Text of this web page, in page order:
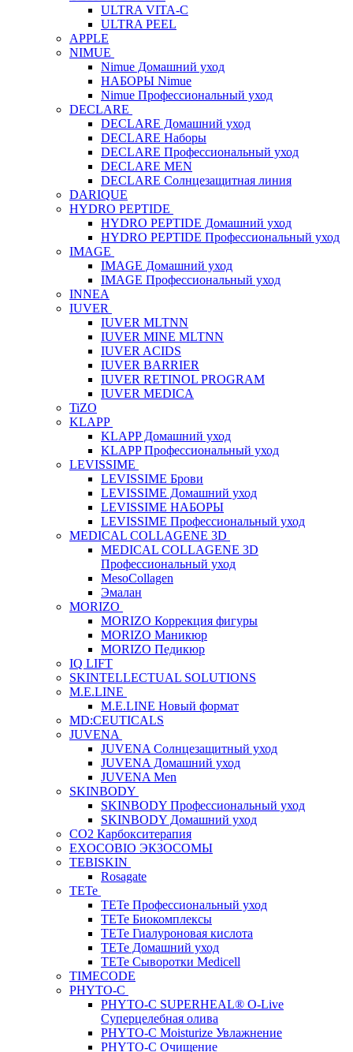
ULTRA VITA-C
ULTRA PEEL
APPLE
NIMUE
Nimue Домашний уход
НАБОРЫ Nimue
Nimue Профессиональный уход
DECLARE
DECLARE Домашний уход
DECLARE Наборы
DECLARE Профессиональный уход
DECLARE MEN
DECLARE Солнцезащитная линия
DARIQUE
HYDRO PEPTIDE
HYDRO PEPTIDE Домашний уход
HYDRO PEPTIDE Профессиональный уход
IMAGE
IMAGE Домашний уход
IMAGE Профессиональный уход
INNEA
IUVER
IUVER MLTNN
IUVER MINE MLTNN
IUVER ACIDS
IUVER BARRIER
IUVER RETINOL PROGRAM
IUVER MEDICA
TiZO
KLAPP
KLAPP Домашний уход
KLAPP Профессиональный уход
LEVISSIME
LEVISSIME Брови
LEVISSIME Домашний уход
LEVISSIME НАБОРЫ
LEVISSIME Профессиональный уход
MEDICAL COLLAGENE 3D
MEDICAL COLLAGENE 3D
Профессиональный уход
MesoCollagen
Эмалан
MORIZO
MORIZO Коррекция фигуры
MORIZO Маникюр
MORIZO Педикюр
IQ LIFT
SKINTELLECTUAL SOLUTIONS
M.E.LINE
M.E.LINE Новый формат
MD:CEUTICALS
JUVENA
JUVENA Солнцезащитный уход
JUVENA Домашний уход
JUVENA Men
SKINBODY
SKINBODY Профессиональный уход
SKINBODY Домашний уход
CO2 Карбокситерапия
EXOCOBIO ЭКЗОСОМЫ
TEBISKIN
Rosagate
TETe
TETe Профессиональный уход
TETe Биокомплексы
TETe Гиалуроновая кислота
TETe Домашний уход
TETe Сыворотки Medicell
TIMECODE
PHYTO-C
PHYTO-C SUPERHEAL® O-Live
Суперцелебная олива
PHYTO-C Moisturize Увлажнение
PHYTO-C Очищение